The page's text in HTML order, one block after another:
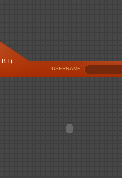
USERNAME